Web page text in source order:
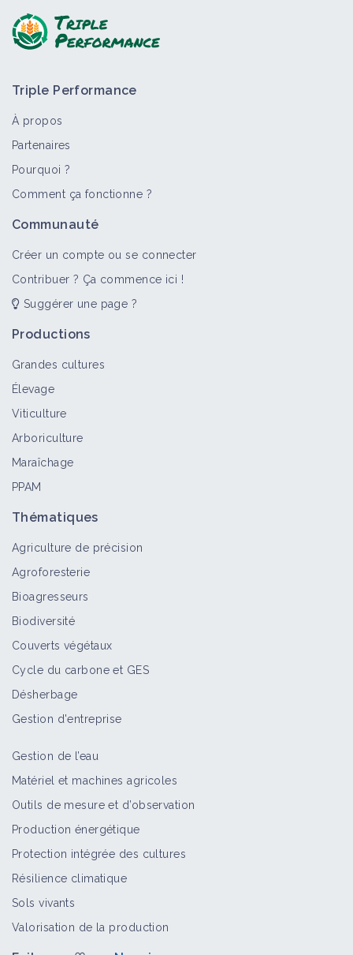
Triple Performance
À propos
Partenaires
Pourquoi ?
Comment ça fonctionne ?
Communauté
Créer un compte ou se connecter
Contribuer ? Ça commence ici !
Suggérer une page ?
Productions
Grandes cultures
Élevage
Viticulture
Arboriculture
Maraîchage
PPAM
Thématiques
Agriculture de précision
Agroforesterie
Bioagresseurs
Biodiversité
Couverts végétaux
Cycle du carbone et GES
Désherbage
Gestion d'entreprise
Gestion de l’eau
Matériel et machines agricoles
Outils de mesure et d’observation
Production énergétique
Protection intégrée des cultures
Résilience climatique
Sols vivants
Valorisation de la production